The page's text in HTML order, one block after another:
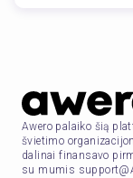
Awero palaiko šią
švietimo
dalinai finansavo
su mumis